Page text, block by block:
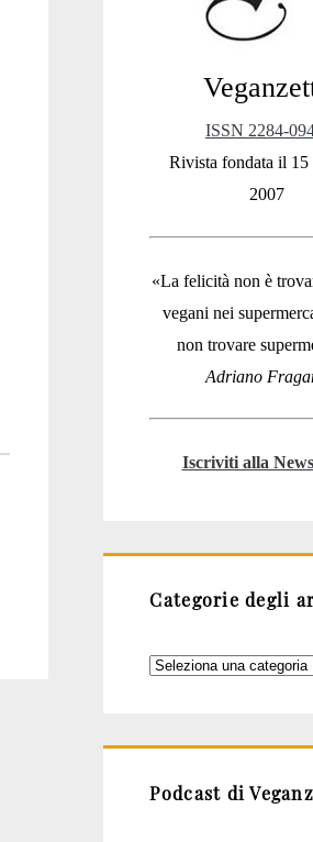
ISSN 2284-
Rivista fondata il 15
2007
«La felicità non è
vegani nei
non trovare
Adriano
Iscriviti alla
Categorie degli
Categorie
Podcast di